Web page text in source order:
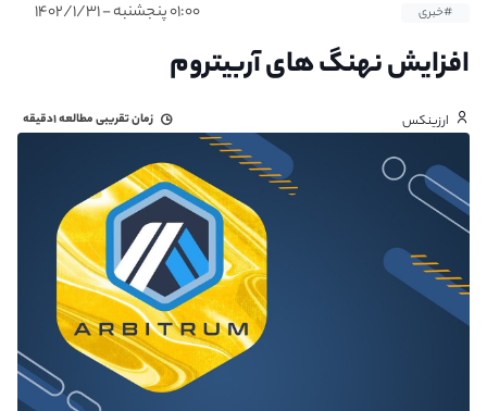
#خبری ۰۱:۰۰ پنجشنبه - ۱۴۰۲/۱/۳۱
افزایش نهنگ های آربیتروم
ارزینکس زمان تقریبی مطالعه۱دقیقه